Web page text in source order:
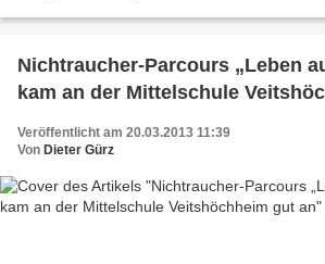
Nichtraucher-Parcours „Leben
kam an der Mittelschule
Veröffentlicht am 20.03.2013 11:39
Von Dieter Gürz